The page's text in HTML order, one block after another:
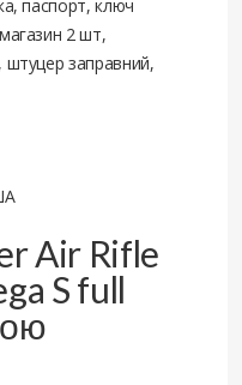
паспорт, ключ
2 шт,
заправний,
Air Rifle
S full